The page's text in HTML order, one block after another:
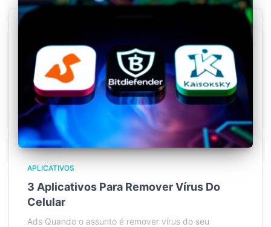
APLICATIVOS
3 Aplicativos Para Remover Vírus Do
Celular
Ads Quando o assunto é remover vírus do seu